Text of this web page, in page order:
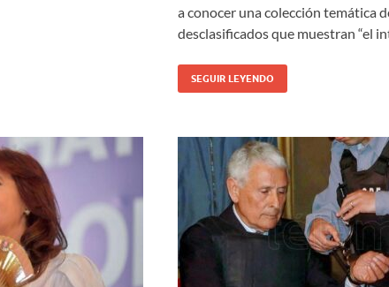
a conocer una colección temática
desclasificados que muestran “el
SEGUIR LEYENDO